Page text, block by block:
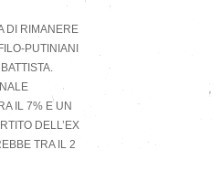
DI RIMANERE
PUTINIANI
IL 7% E UN
DELL’EX
TRA IL 2